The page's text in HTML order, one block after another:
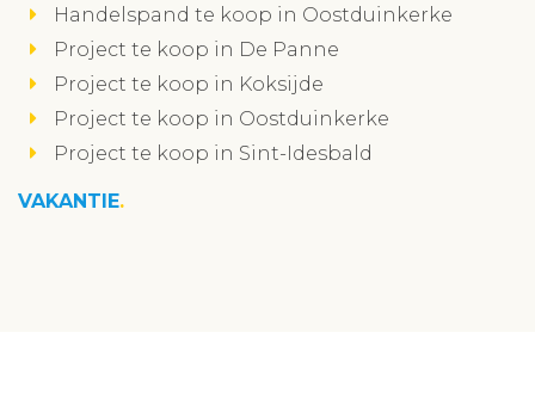
Handelspand te koop in Oostduinkerke
Project te koop in De Panne
Project te koop in Koksijde
Project te koop in Oostduinkerke
Project te koop in Sint-Idesbald
VAKANTIE